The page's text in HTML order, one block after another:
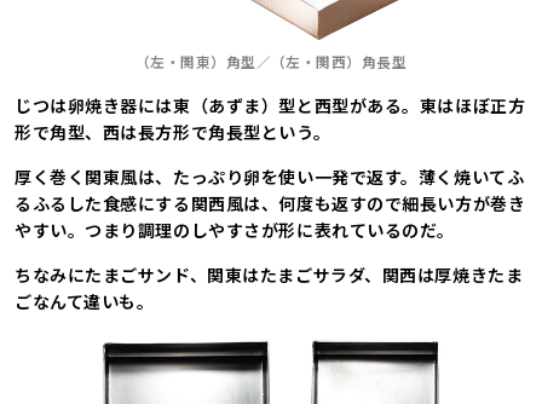
（左・関東）角型／（左・関西）角長型
じつは卵焼き器には東（あずま）型と西型がある。東はほぼ正方
形で角型、西は長方形で角長型という。
厚く巻く関東風は、たっぷり卵を使い一発で返す。薄く焼いてふ
るふるした食感にする関西風は、何度も返すので細長い方が巻き
やすい。つまり調理のしやすさが形に表れているのだ。
ちなみにたまごサンド、関東はたまごサラダ、関西は厚焼きたま
ごなんて違いも。